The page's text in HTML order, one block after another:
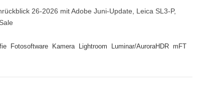
26-2026 mit Adobe Juni-Update, Leica SL3-P,
Fotosoftware Kamera Lightroom Luminar/AuroraHDR mFT